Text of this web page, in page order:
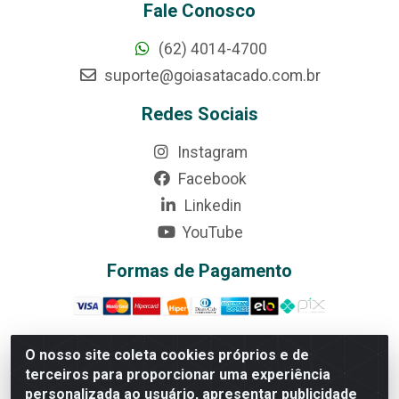
O nosso site coleta cookies próprios e de
terceiros para proporcionar uma experiência
personalizada ao usuário, apresentar publicidade
Fale Conosco
(62) 4014-4700
suporte@goiasatacado.com.br
Redes Sociais
Instagram
Facebook
Linkedin
YouTube
Formas de Pagamento
Rede Brasil - Avenida Universitária, nº 3860, Jardim das
Américas II Etapa - Anápolis/GO - CEP 75070-415 -